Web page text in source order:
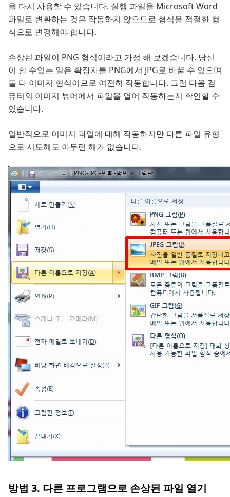
을 다시 사용할 수 있습니다. 실행 파일을 Microsoft Word
파일로 변환하는 것은 작동하지 않으므로 형식을 적절한 형
식으로 변경해야 합니다.
손상된 파일이 PNG 형식이라고 가정 해 보겠습니다. 당신
이 할 수있는 일은 확장자를 PNG에서 JPG로 바꿀 수 있으며
둘 다 이미지 형식이므로 여전히 작동합니다. 그런 다음 컴
퓨터의 이미지 뷰어에서 파일을 열어 작동하는지 확인할 수
있습니다.
일반적으로 이미지 파일에 대해 작동하지만 다른 파일 유형
으로 시도해도 아무런 해가 없습니다.
방법 3. 다른 프로그램으로 손상된 파일 열기